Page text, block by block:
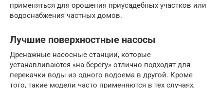
применяться для орошения приусадебных участков или
водоснабжения частных домов.
Лучшие поверхностные насосы
Дренажные насосные станции, которые
устанавливаются «на берегу» отлично подходят для
перекачки воды из одного водоема в другой. Кроме
того, такие модели часто применяются в тех случаях,